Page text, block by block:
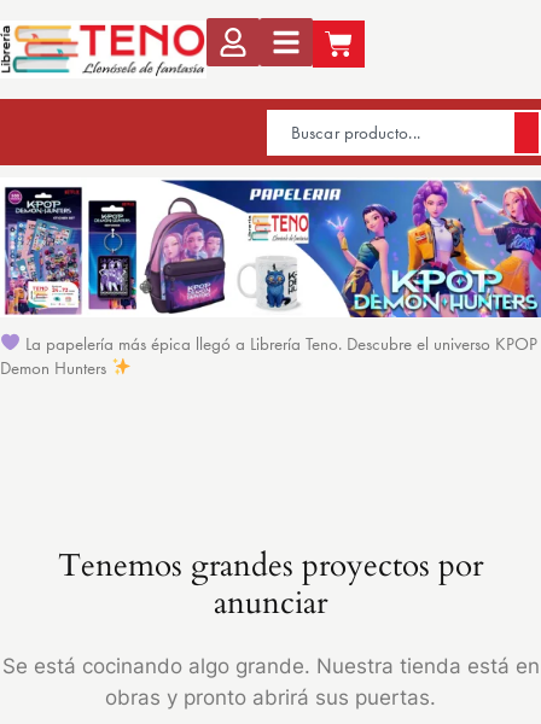
La papelería más épica llegó a Librería Teno. Descubre el universo KPOP
Demon Hunters
Tenemos grandes proyectos por
anunciar
Se está cocinando algo grande. Nuestra tienda está en
obras y pronto abrirá sus puertas.